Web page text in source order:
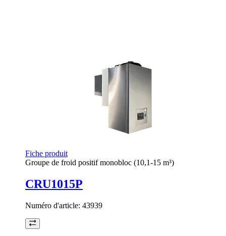
Fiche produit
Groupe de froid positif monobloc (10,1-15 m³)
CRU1015P
Numéro d'article: 43939